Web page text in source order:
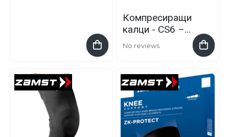
Компресиращи
калци - CS6 –
OS1st – брейс
е, шинт
сплинтс,
крампи
No reviews